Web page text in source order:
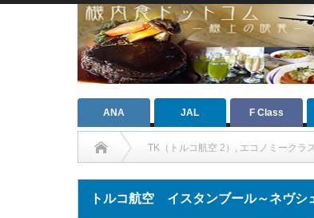
ANA JAL F Class
TK（トルコ航空 2） , エコノミークラ
トルコ航空 イスタンブール～ネヴ